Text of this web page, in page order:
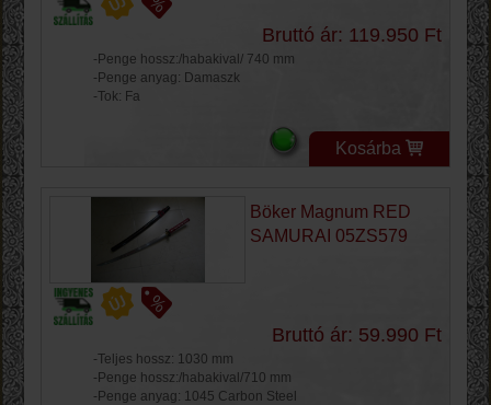
Bruttó ár: 119.950 Ft
-Penge hossz:/habakival/ 740 mm
-Penge anyag: Damaszk
-Tok: Fa
Kosárba
Böker Magnum RED
SAMURAI 05ZS579
Bruttó ár: 59.990 Ft
-Teljes hossz: 1030 mm
-Penge hossz:/habakival/710 mm
-Penge anyag: 1045 Carbon Steel